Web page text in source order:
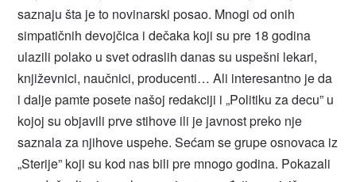
saznaju šta je to novinarski posao. Mnogi od onih
simpatičnih devojčica i dečaka koji su pre 18 godina
ulazili polako u svet odraslih danas su uspešni lekari,
književnici, naučnici, producenti… Ali interesantno je da
i dalje pamte posete našoj redakciji i „Politiku za decu” u
kojoj su objavili prve stihove ili je javnost preko nje
saznala za njihove uspehe. Sećam se grupe osnovaca iz
„Sterije” koji su kod nas bili pre mnogo godina. Pokazali